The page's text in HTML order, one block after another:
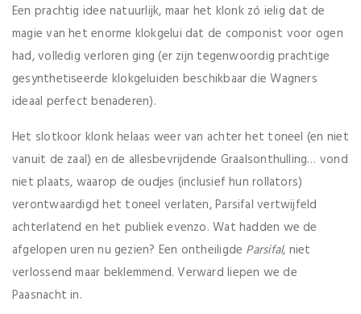
Een prachtig idee natuurlijk, maar het klonk zó ielig dat de
magie van het enorme klokgelui dat de componist voor ogen
had, volledig verloren ging (er zijn tegenwoordig prachtige
gesynthetiseerde klokgeluiden beschikbaar die Wagners
ideaal perfect benaderen).
Het slotkoor klonk helaas weer van achter het toneel (en niet
vanuit de zaal) en de allesbevrijdende Graalsonthulling… vond
niet plaats, waarop de oudjes (inclusief hun rollators)
verontwaardigd het toneel verlaten, Parsifal vertwijfeld
achterlatend en het publiek evenzo. Wat hadden we de
afgelopen uren nu gezien? Een ontheiligde Parsifal, niet
verlossend maar beklemmend. Verward liepen we de
Paasnacht in.